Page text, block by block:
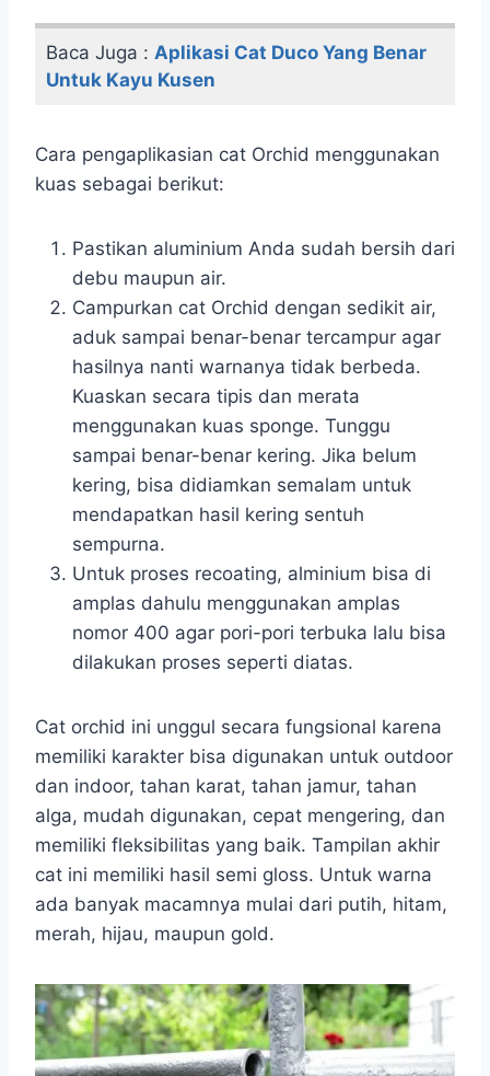
Baca Juga : Aplikasi Cat Duco Yang Benar
Untuk Kayu Kusen
Cara pengaplikasian cat Orchid menggunakan
kuas sebagai berikut:
Pastikan aluminium Anda sudah bersih dari
debu maupun air.
Campurkan cat Orchid dengan sedikit air,
aduk sampai benar-benar tercampur agar
hasilnya nanti warnanya tidak berbeda.
Kuaskan secara tipis dan merata
menggunakan kuas sponge. Tunggu
sampai benar-benar kering. Jika belum
kering, bisa didiamkan semalam untuk
mendapatkan hasil kering sentuh
sempurna.
Untuk proses recoating, alminium bisa di
amplas dahulu menggunakan amplas
nomor 400 agar pori-pori terbuka lalu bisa
dilakukan proses seperti diatas.
Cat orchid ini unggul secara fungsional karena
memiliki karakter bisa digunakan untuk outdoor
dan indoor, tahan karat, tahan jamur, tahan
alga, mudah digunakan, cepat mengering, dan
memiliki fleksibilitas yang baik. Tampilan akhir
cat ini memiliki hasil semi gloss. Untuk warna
ada banyak macamnya mulai dari putih, hitam,
merah, hijau, maupun gold.